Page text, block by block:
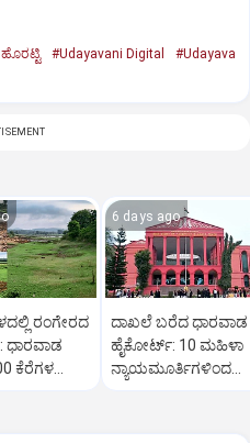
#Udayavani Digital
#Udayava
ರಂಗೇರದ
ಧಾರವಾಡ
ಕೆರೆಗಳ
6 days ago
ದಾಖಲೆ ಬರೆದ ಧಾರವಾಡ
ಹೈಕೋರ್ಟ್: 10 ಮಹಿಳಾ
ನ್ಯಾಯಮೂರ್ತಿಗಳಿಂದ